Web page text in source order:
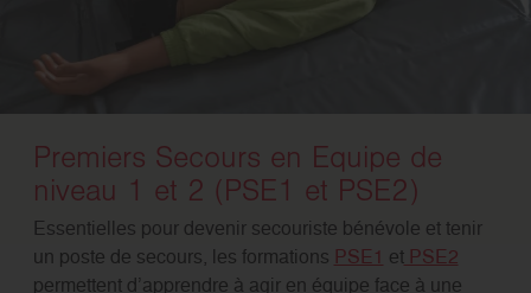
Premiers Secours en Equipe de
niveau 1 et 2 (PSE1 et PSE2)
Essentielles pour devenir secouriste bénévole et tenir
un poste de secours, les formations PSE1 etPSE2
permettent d’apprendre à agir en équipe face à une